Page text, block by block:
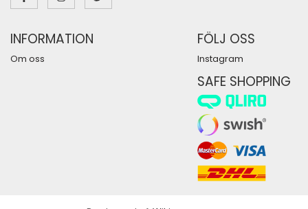
INFORMATION
Om oss
FÖLJ OSS
Instagram
SAFE SHOPPING